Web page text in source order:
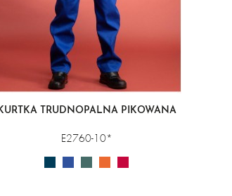
TRUDNOPALNA PIKOWANA
E2760-10*